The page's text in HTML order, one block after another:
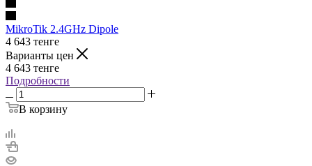
MikroTik 2.4GHz Dipole
4 643 тенге
Варианты цен
4 643 тенге
Подробности
В корзину